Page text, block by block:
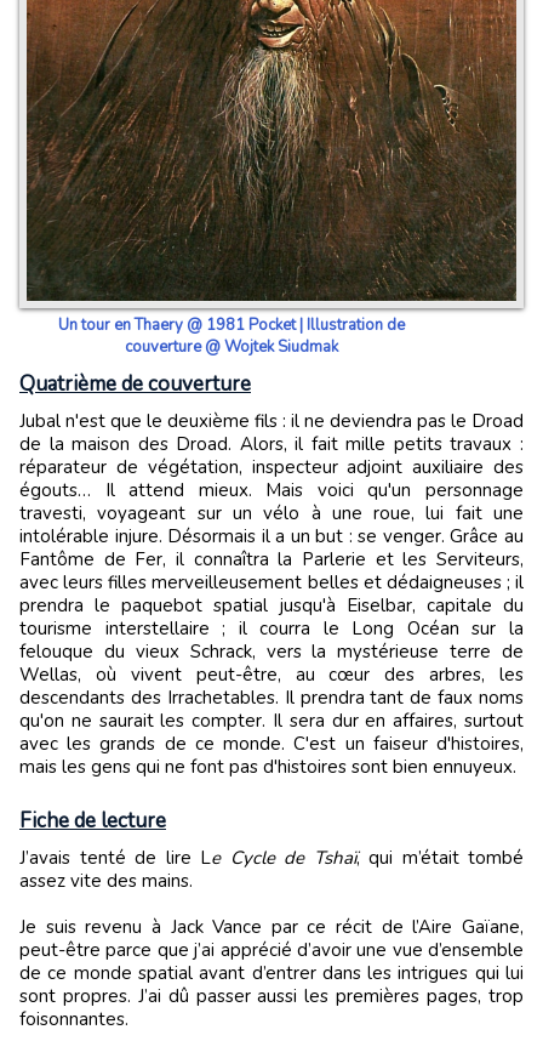
Un tour en Thaery @ 1981 Pocket | Illustration de
couverture @ Wojtek Siudmak
Quatrième de couverture
Jubal n'est que le deuxième fils : il ne deviendra pas le Droad
de la maison des Droad. Alors, il fait mille petits travaux :
réparateur de végétation, inspecteur adjoint auxiliaire des
égouts… Il attend mieux. Mais voici qu'un personnage
travesti, voyageant sur un vélo à une roue, lui fait une
intolérable injure. Désormais il a un but : se venger. Grâce au
Fantôme de Fer, il connaîtra la Parlerie et les Serviteurs,
avec leurs filles merveilleusement belles et dédaigneuses ; il
prendra le paquebot spatial jusqu'à Eiselbar, capitale du
tourisme interstellaire ; il courra le Long Océan sur la
felouque du vieux Schrack, vers la mystérieuse terre de
Wellas, où vivent peut-être, au cœur des arbres, les
descendants des Irrachetables. Il prendra tant de faux noms
qu'on ne saurait les compter. Il sera dur en affaires, surtout
avec les grands de ce monde. C'est un faiseur d'histoires,
mais les gens qui ne font pas d'histoires sont bien ennuyeux.
Fiche de lecture
J’avais tenté de lire Le Cycle de Tshaï, qui m’était tombé
assez vite des mains.
Je suis revenu à Jack Vance par ce récit de l’Aire Gaïane,
peut-être parce que j’ai apprécié d’avoir une vue d’ensemble
de ce monde spatial avant d’entrer dans les intrigues qui lui
sont propres. J’ai dû passer aussi les premières pages, trop
foisonnantes.